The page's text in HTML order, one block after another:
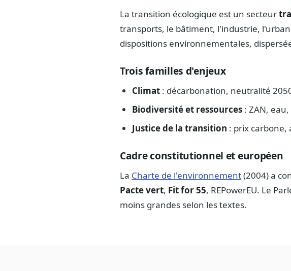
La transition écologique est un secteur
transports, le bâtiment, l'industrie,
dispositions environnementales,
Trois familles d'enjeux
Climat : décarbonation, neutralité
Biodiversité et ressources : ZAN,
Justice de la transition : prix carbone,
Cadre constitutionnel et européen
La Charte de l'environnement(2004) a
Pacte vert, Fit for 55, REPowerEU. Le
moins grandes selon les textes.